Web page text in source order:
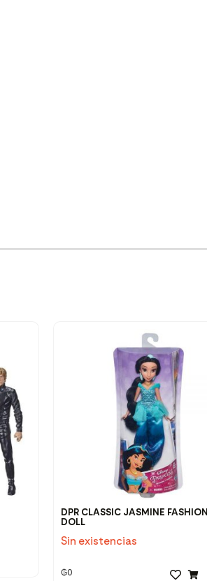
DPR CLASSIC JASMINE FASHION
DOLL
Sin existencias
₲0